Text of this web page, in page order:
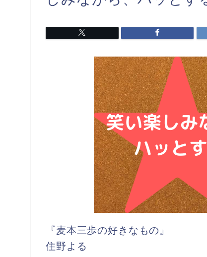
『麦本三歩の好きなもの』
住野よる